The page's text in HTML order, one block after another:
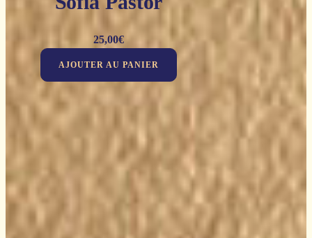
25,00€
AJOUTER AU PANIER